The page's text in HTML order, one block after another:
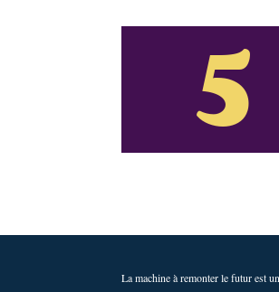
5
La machine à remonter le futur est